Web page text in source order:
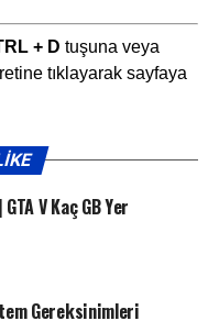
+ D tuşuna veya
tıklayarak sayfaya
V Kaç GB Yer
Gereksinimleri